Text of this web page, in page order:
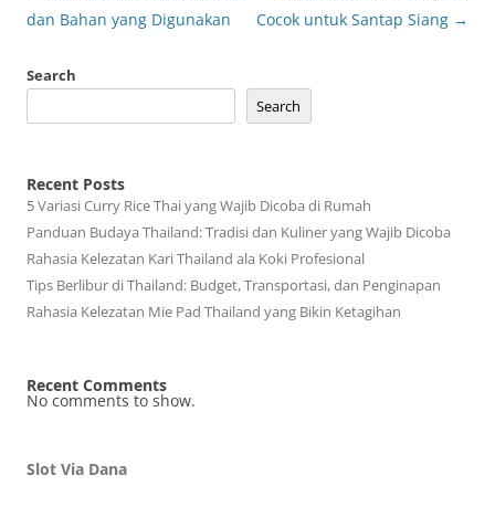
navigation
dan Bahan yang Digunakan
Cocok untuk Santap Siang →
Search
Search
Recent Posts
5 Variasi Curry Rice Thai yang Wajib Dicoba di Rumah
Panduan Budaya Thailand: Tradisi dan Kuliner yang Wajib Dicoba
Rahasia Kelezatan Kari Thailand ala Koki Profesional
Tips Berlibur di Thailand: Budget, Transportasi, dan Penginapan
Rahasia Kelezatan Mie Pad Thailand yang Bikin Ketagihan
Recent Comments
No comments to show.
Slot Via Dana